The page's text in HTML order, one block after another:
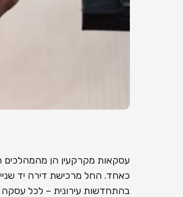
עסקאות מקרקעין הן מהמהלכים
כאחד. החל מרכישת דירה יד
בהתחדשות עירונית – לכל עסקה